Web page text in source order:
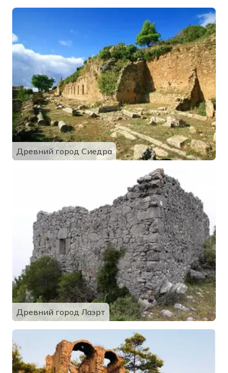
Древний город Сиедра
Древний город Лаэрт